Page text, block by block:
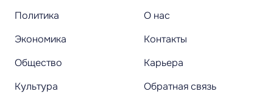
Политика
Экономика
Общество
Культура
О нас
Контакты
Карьера
Обратная связь